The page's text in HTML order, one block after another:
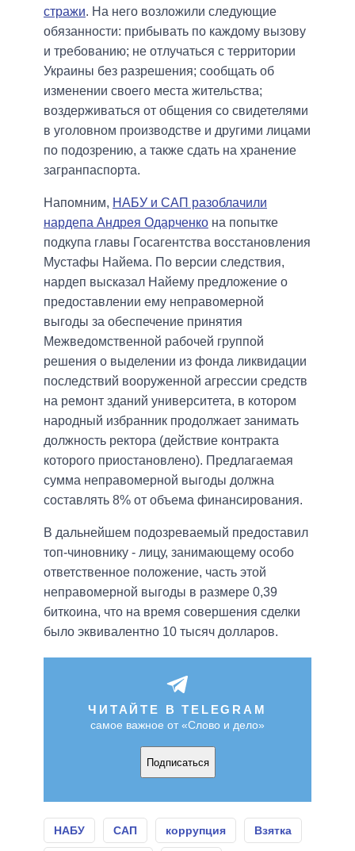
стражи. На него возложили следующие
обязанности: прибывать по каждому вызову
и требованию; не отлучаться с территории
Украины без разрешения; сообщать об
изменении своего места жительства;
воздерживаться от общения со свидетелями
в уголовном производстве и другими лицами
по подозрению, а также сдать на хранение
загранпаспорта.
Напомним, НАБУ и САП разоблачили
нардепа Андрея Одарченко на попытке
подкупа главы Госагентства восстановления
Мустафы Найема. По версии следствия,
нардеп высказал Найему предложение о
предоставлении ему неправомерной
выгоды за обеспечение принятия
Межведомственной рабочей группой
решения о выделении из фонда ликвидации
последствий вооруженной агрессии средств
на ремонт зданий университета, в котором
народный избранник продолжает занимать
должность ректора (действие контракта
которого приостановлено). Предлагаемая
сумма неправомерной выгоды должна
составлять 8% от объема финансирования.
В дальнейшем подозреваемый предоставил
топ-чиновнику - лицу, занимающему особо
ответственное положение, часть этой
неправомерной выгоды в размере 0,39
биткоина, что на время совершения сделки
было эквивалентно 10 тысяч долларов.
ЧИТАЙТЕ В TELEGRAM
самое важное от «Слово и дело»
Подписаться
НАБУ САП коррупция Взятка